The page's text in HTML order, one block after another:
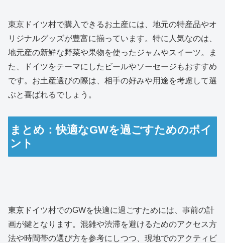
東京ドイツ村で購入できるお土産には、地元の特産品やオ
リジナルグッズが豊富に揃っています。特に人気なのは、
地元産の新鮮な野菜や果物を使ったジャムやスイーツ。ま
た、ドイツをテーマにしたビールやソーセージもおすすめ
です。お土産選びの際は、相手の好みや用途を考慮して選
ぶと喜ばれるでしょう。
まとめ：快適なGWを過ごすためのポイ
ント
東京ドイツ村でのGWを快適に過ごすためには、事前の計
画が鍵となります。混雑や渋滞を避けるためのアクセス方
法や時間帯の選び方を参考にしつつ、現地でのアクティビ